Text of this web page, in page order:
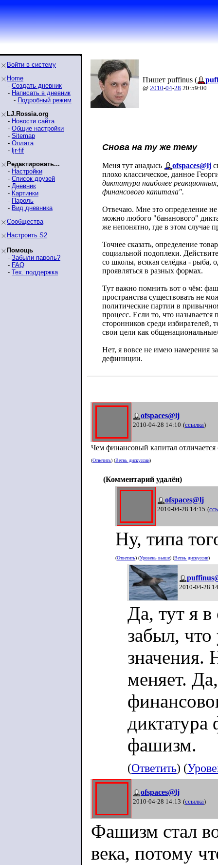
Войти в систему
Home
- Создать дневник
- Написать в дневник
- Подробный режим
LJ.Rossia.org
- Новости сайта
- Общие настройки
- Sitemap
- Оплата
- ljr-fif
Редактировать...
- Настройки
- Список друзей
- Дневник
- Картинки
- Пароль
- Вид дневника
Сообщества
Настроить S2
Помощь
- Забыли пароль?
- FAQ
- Тех. поддержка
Пишет puffinus (
@ 2010-04-28 20:59:00
Снова на ту же тему
Меня тут анадысь ofspaces@lj
плохо классическое, данное
диктатура наиболее
финансового капитала".
Отвечаю. Мне это определение не
можно любого "бананового"
же непонятно, где в этом случае
Точнее сказать, определение
социальной подоплеки.
со школы, всякая селёдка - рыба,
проявляться в разных формах.
Тут важно помнить вот о чём:
пространства существовать не
политические партии в
процесс. Если то, что
сторонников среди избирателей,
свои цели как
Нет, я вовсе не имею намерения
дефиниции.
ofspaces@lj
2010-04-28 14:10 (ссылка)
Чем финансовый капитал отличается
(Ответить) (Ветвь дискуссии)
(Комментарий удалён)
ofspaces@lj
2010-04-28 14:15 (
Ну, типа
(Ответить) (Уровень выше) (Ветвь дискуссии)
2010-04-28
Да, тут я в
забыл, что
значения.
меняет.
диктатура
фашизм.
(Ответить) (
ofspaces@lj
2010-04-28 14:13 (ссылка)
Фашизм стал
века, потому